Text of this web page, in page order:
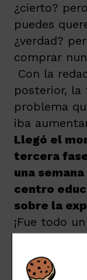
¿cierto?
puedes
¿verdad?
comprar
Con la
posterior, la
problema
iba
Llegó el
tercera
una
centro
sobre la
¡Fue todo
Con el
durante